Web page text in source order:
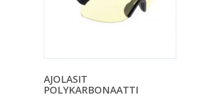
AJOLASIT
POLYKARBONAATTI